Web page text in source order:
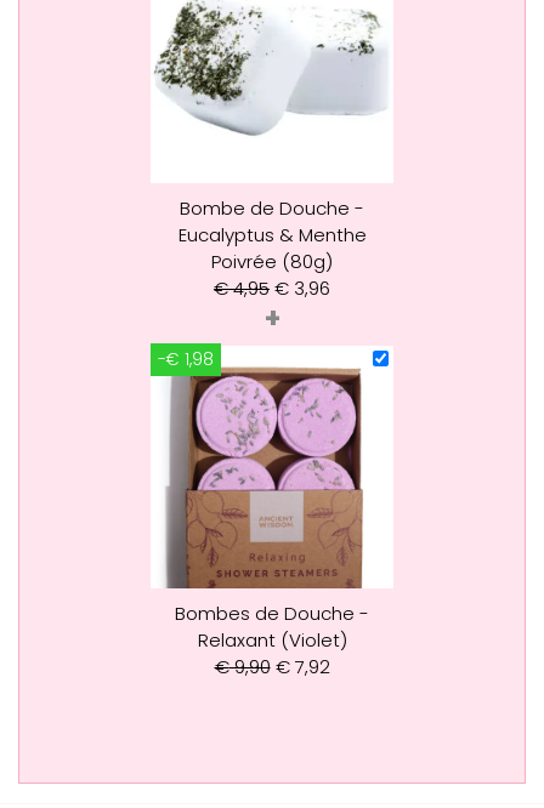
Bombe de Douche -
Eucalyptus & Menthe
Poivrée (80g)
€4,95€ 3,96
+
-€ 1,98
Bombes de Douche -
Relaxant (Violet)
€9,90 €7,92